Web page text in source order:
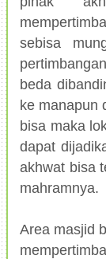
sebisa
beda
ke manapun
bisa maka
dapat
akhwat bisa
mahramnya.
Area masjid